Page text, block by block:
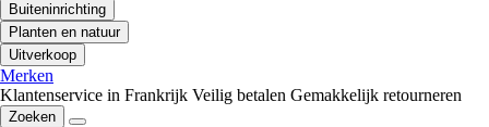
Buiteninrichting
Planten en natuur
Uitverkoop
Merken
Klantenservice in Frankrijk Veilig betalen Gemakkelijk retourneren
Zoeken